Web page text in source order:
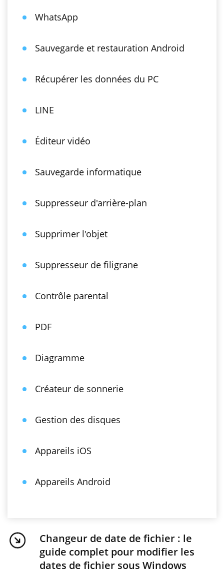
WhatsApp
Sauvegarde et restauration Android
Récupérer les données du PC
LINE
Éditeur vidéo
Sauvegarde informatique
Suppresseur d'arrière-plan
Supprimer l'objet
Suppresseur de filigrane
Contrôle parental
PDF
Diagramme
Créateur de sonnerie
Gestion des disques
Appareils iOS
Appareils Android
Changeur de date de fichier : le
guide complet pour modifier les
dates de fichier sous Windows